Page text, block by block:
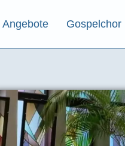
Gospelchor